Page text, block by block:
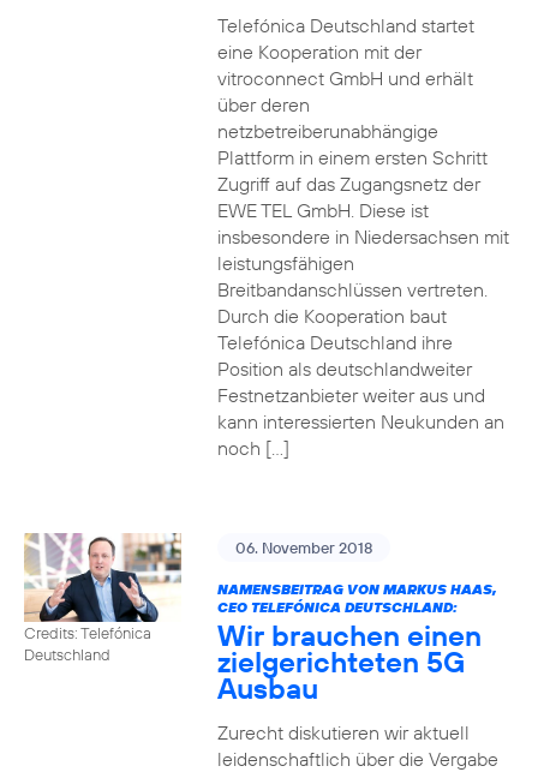
Telefónica Deutschland startet
eine Kooperation mit der
vitroconnect GmbH und erhält
über deren
netzbetreiberunabhängige
Plattform in einem ersten Schritt
Zugriff auf das Zugangsnetz der
EWE TEL GmbH. Diese ist
insbesondere in Niedersachsen mit
leistungsfähigen
Breitbandanschlüssen vertreten.
Durch die Kooperation baut
Telefónica Deutschland ihre
Position als deutschlandweiter
Festnetzanbieter weiter aus und
kann interessierten Neukunden an
noch […]
Credits: Telefónica
Deutschland
06. November 2018
NAMENSBEITRAG VON MARKUS HAAS,
CEO TELEFÓNICA DEUTSCHLAND:
Wir brauchen einen
zielgerichteten 5G
Ausbau
Zurecht diskutieren wir aktuell
leidenschaftlich über die Vergabe